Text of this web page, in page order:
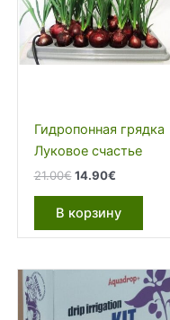
Гидропонная грядка
Луковое счастье
21.00€ Первоначальная
21.00€.
14.90€Текущая
В корзину